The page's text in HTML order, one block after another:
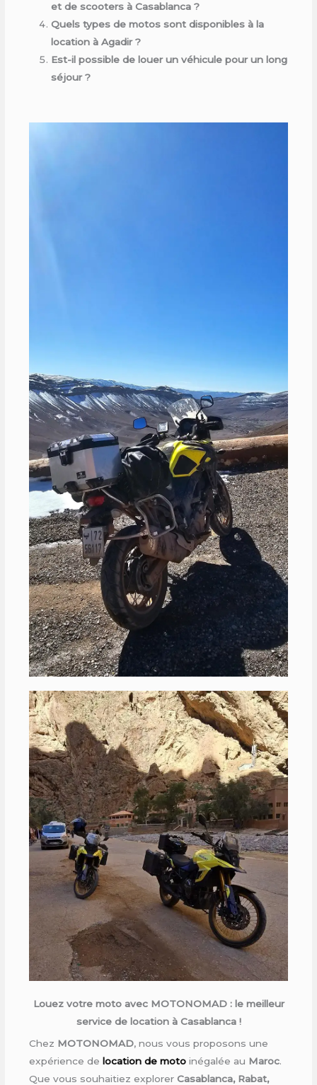
et de scooters à Casablanca ?
Quels types de motos sont disponibles à la
location à Agadir ?
Est-il possible de louer un véhicule pour un long
séjour ?
Louez votre moto avec MOTONOMAD : le meilleur
service de location à Casablanca !
Chez MOTONOMAD, nous vous proposons une
expérience de location de moto inégalée au Maroc.
Que vous souhaitiez explorer Casablanca, Rabat,